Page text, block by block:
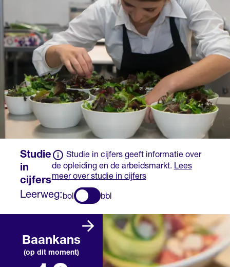
Studie
in
cijfers
Studie in cijfers geeft informatie over
de opleiding en de arbeidsmarkt. Lees
meer over studie in cijfers
Leerweg: bol bbl
Baankans
(op dit moment)
vacatures die
opleiding. Daarom